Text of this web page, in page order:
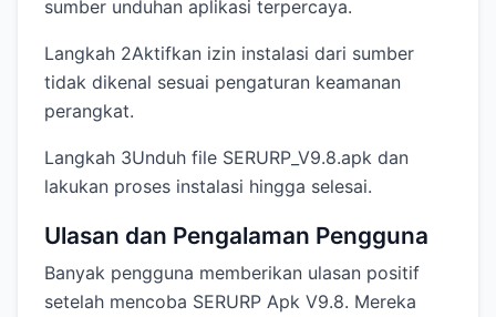
sumber unduhan aplikasi terpercaya.
Langkah 2Aktifkan izin instalasi dari sumber
tidak dikenal sesuai pengaturan keamanan
perangkat.
Langkah 3Unduh file SERURP_V9.8.apk dan
lakukan proses instalasi hingga selesai.
Ulasan dan Pengalaman Pengguna
Banyak pengguna memberikan ulasan positif
setelah mencoba SERURP Apk V9.8. Mereka